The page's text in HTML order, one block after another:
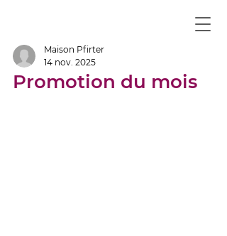
Promotion du mois
Maison Pfirter
14 nov. 2025